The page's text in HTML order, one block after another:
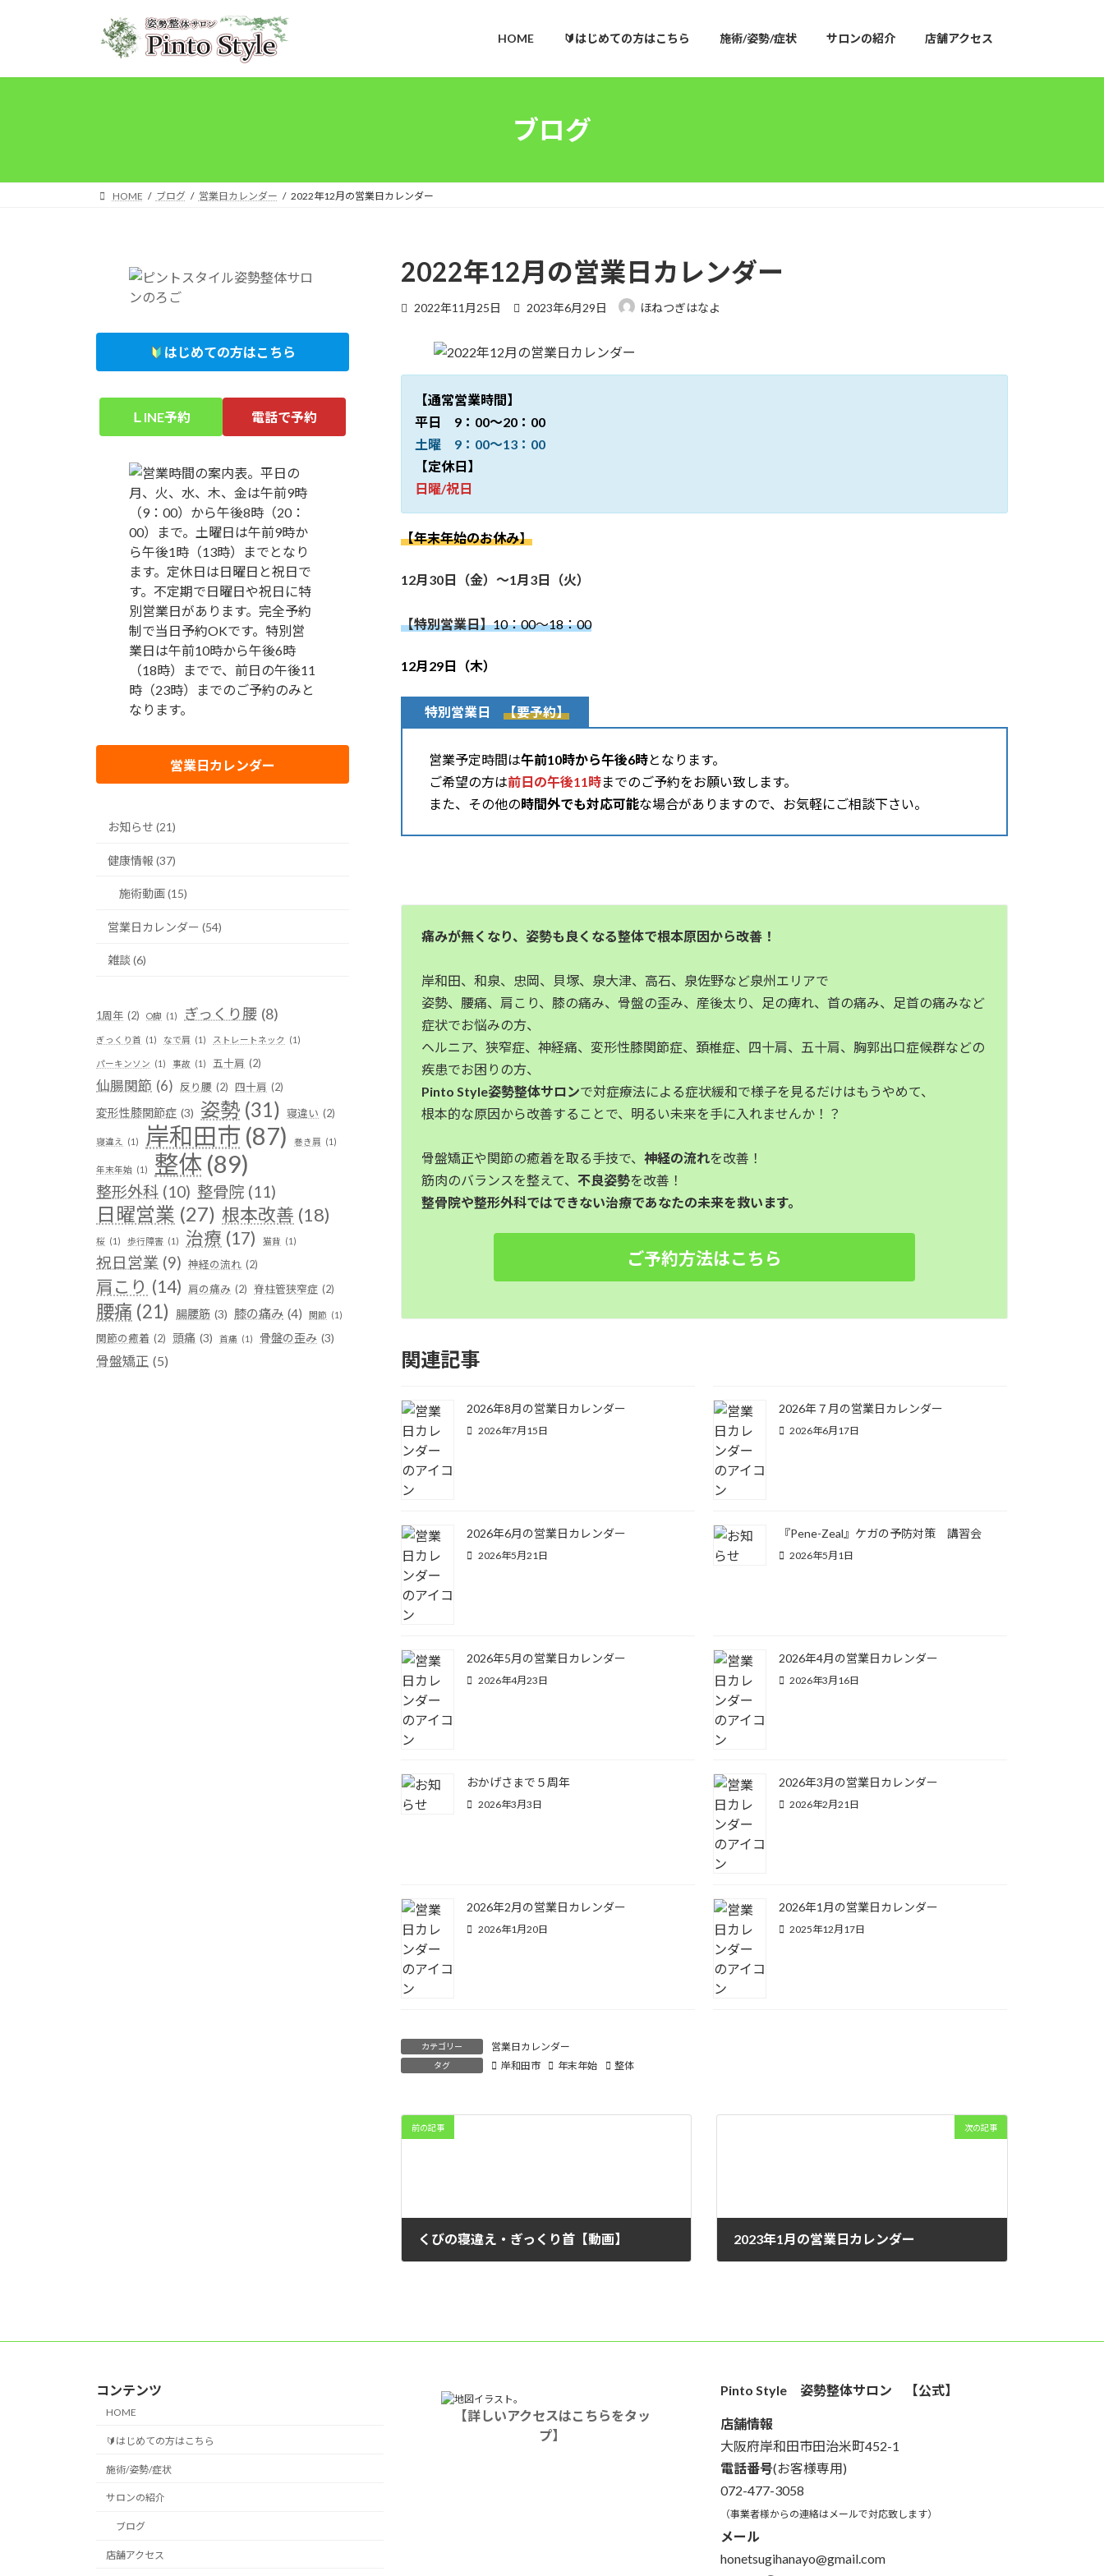
プ
動
HOME 🔰はじめての方はこちら 施術/姿勢/症状 サロンの紹介 店舗アクセス
ブログ
HOME ブログ 営業日カレンダー 2022年12月の営業日カレンダー
2022年12月の営業日カレンダー
2022年11月25日
最
新
2023年6月29日 ほねつぎはなよ
【通常営業時間】
平日 9：00～20：00
土曜 9：00～13：00
【定休日】
日曜/祝日
【年末年始のお休み】
12月30日（金）～1月3日（火）
【特別営業日】10：00～18：00
12月29日（木）
特別営業日 【要予約】
営業予定時間は午前10時から午後6時となります。
ご希望の方は前日の午後11時までのご予約をお願い致します。
また、その他の時間外でも対応可能な場合がありますので、お気軽にご相談下さい。
痛みが無くなり、姿勢も良くなる整体で根本原因から改善！
岸和田、和泉、忠岡、貝塚、泉大津、高石、泉佐野など泉州エリアで
姿勢、腰痛、肩こり、膝の痛み、骨盤の歪み、産後太り、足の痺れ、首の痛み、足首の痛みなど
症状でお悩みの方、
ヘルニア、狭窄症、神経痛、変形性膝関節症、頚椎症、四十肩、五十肩、胸郭出口症候群などの
疾患でお困りの方、
Pinto Style姿勢整体サロンで対症療法による症状緩和で様子を見るだけはもうやめて、
根本的な原因から改善することで、明るい未来を手に入れませんか！？
骨盤矯正や関節の癒着を取る手技で、神経の流れを改善！
筋肉のバランスを整えて、不良姿勢を改善！
整骨院や整形外科ではできない治療であなたの未来を救います。
ご予約方法はこちら
関連記事
2026年8月の営業日カレンダー
2026年7月15日
2026年７月の営業日カレンダー
2026年6月17日
2026年6月の営業日カレンダー
2026年5月21日
『Pene-Zeal』ケガの予防対策 講習会
2026年5月1日
2026年5月の営業日カレンダー
2026年4月23日
2026年4月の営業日カレンダー
2026年3月16日
おかげさまで５周年
2026年3月3日
2026年3月の営業日カレンダー
2026年2月21日
2026年2月の営業日カレンダー
2026年1月20日
2026年1月の営業日カレンダー
2025年12月17日
カテゴリー 営業日カレンダー
タグ 岸和田市 年末年始 整体
前の記事
くびの寝違え・ぎっくり首【動画】
次の記事
2023年1月の営業日カレンダー
はじめての方はこちら
ＬINE予約 電話で予約
営業日カレンダー
お知らせ (21)
健康情報 (37)
施術動画 (15)
営業日カレンダー (54)
雑談 (6)
1周年 (2) O脚 (1) ぎっくり腰 (8)
ぎっくり首 (1) なで肩 (1) ストレートネック (1)
パーキンソン (1) 事故 (1) 五十肩 (2)
仙腸関節 (6) 反り腰 (2) 四十肩 (2)
変形性膝関節症 (3) 姿勢 (31) 寝違い (2)
寝違え (1) 岸和田市 (87) 巻き肩 (1)
年末年始 (1) 整体 (89)
整形外科 (10) 整骨院 (11)
日曜営業 (27) 根本改善 (18)
桜 (1) 歩行障害 (1) 治療 (17) 猫背 (1)
祝日営業 (9) 神経の流れ (2)
肩こり (14) 肩の痛み (2) 脊柱管狭窄症 (2)
腰痛 (21) 腸腰筋 (3) 膝の痛み (4) 関節 (1)
関節の癒着 (2) 頭痛 (3) 首痛 (1) 骨盤の歪み (3)
骨盤矯正 (5)
コンテンツ
HOME
🔰はじめての方はこちら
施術/姿勢/症状
サロンの紹介
ブログ
店舗アクセス
【詳しいアクセスはこちらをタッ
プ】
Pinto Style 姿勢整体サロン 【公式】
店舗情報
大阪府岸和田市田治米町452-1
電話番号(お客様専用)
072-477-3058
（事業者様からの連絡はメールで対応致します）
メール
honetsugihanayo@gmail.com